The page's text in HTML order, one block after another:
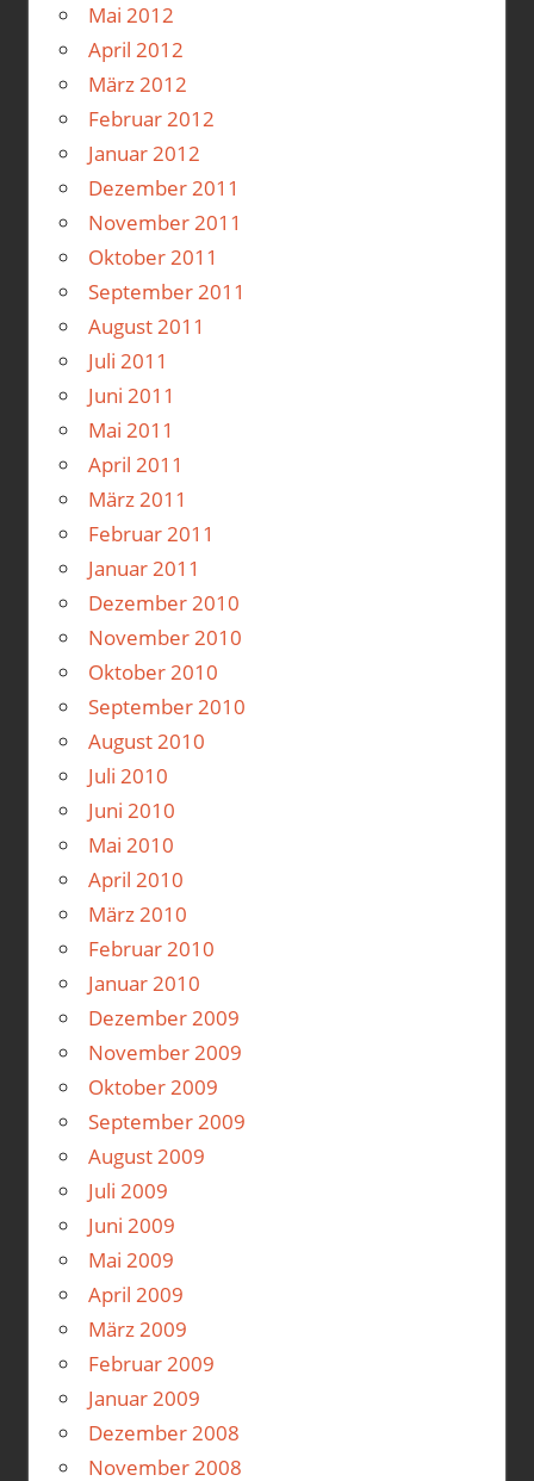
Mai 2012
April 2012
März 2012
Februar 2012
Januar 2012
Dezember 2011
November 2011
Oktober 2011
September 2011
August 2011
Juli 2011
Juni 2011
Mai 2011
April 2011
März 2011
Februar 2011
Januar 2011
Dezember 2010
November 2010
Oktober 2010
September 2010
August 2010
Juli 2010
Juni 2010
Mai 2010
April 2010
März 2010
Februar 2010
Januar 2010
Dezember 2009
November 2009
Oktober 2009
September 2009
August 2009
Juli 2009
Juni 2009
Mai 2009
April 2009
März 2009
Februar 2009
Januar 2009
Dezember 2008
November 2008